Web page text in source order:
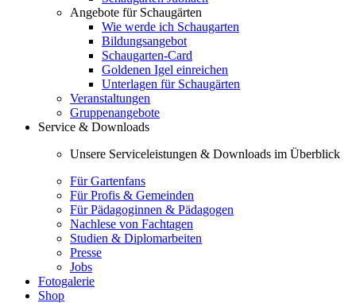
Angebote für Schaugärten
Wie werde ich Schaugarten
Bildungsangebot
Schaugarten-Card
Goldenen Igel einreichen
Unterlagen für Schaugärten
Veranstaltungen
Gruppenangebote
Service & Downloads
Unsere Serviceleistungen & Downloads im Überblick
Für Gartenfans
Für Profis & Gemeinden
Für Pädagoginnen & Pädagogen
Nachlese von Fachtagen
Studien & Diplomarbeiten
Presse
Jobs
Fotogalerie
Shop